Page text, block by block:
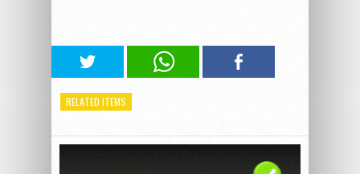
RELATED ITEMS